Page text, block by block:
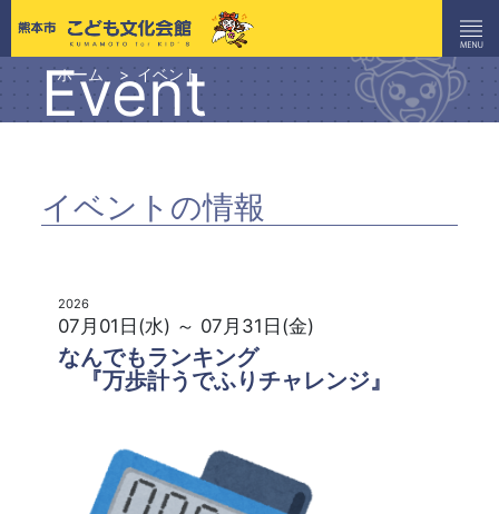
ホーム イベント
Event
イベントの情報
2026
07月01日(水) ～ 07月31日(金)
なんでもランキング
『万歩計うでふりチャレンジ』